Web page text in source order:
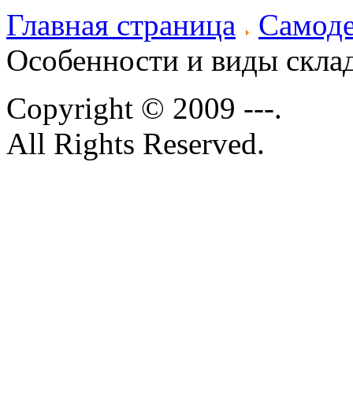
Главная страница
Особенности и виды
Copyright © 2009 ---.
All Rights Reserved.